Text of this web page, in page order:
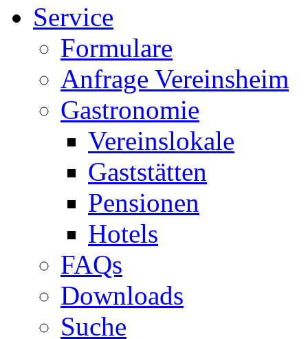
Service
Formulare
Anfrage Vereinsheim
Gastronomie
Vereinslokale
Gaststätten
Pensionen
Hotels
FAQs
Downloads
Suche